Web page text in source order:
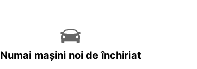
Numai mașini noi de închiriat